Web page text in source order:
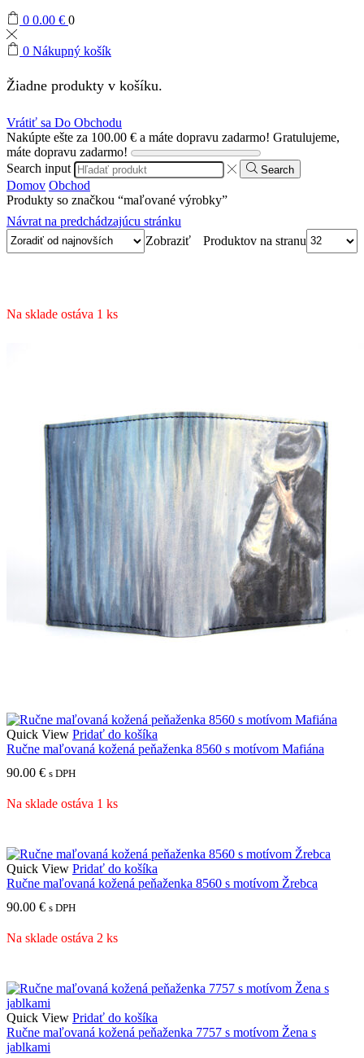
0 0.00 € 0
0 Nákupný košík
Žiadne produkty v košíku.
Vrátiť sa Do Obchodu
Nakúpte ešte za 100.00 € a máte dopravu zadarmo! Gratulujeme,
máte dopravu zadarmo!
Search input
Search
Domov Obchod
Produkty so značkou “maľované výrobky”
Návrat na predchádzajúcu stránku
Zobraziť
Produktov na stranu
Na sklade ostáva 1 ks
Quick View Pridať do košíka
Ručne maľovaná kožená peňaženka 8560 s motívom Mafiána
90.00 € s DPH
Na sklade ostáva 1 ks
Quick View Pridať do košíka
Ručne maľovaná kožená peňaženka 8560 s motívom Žrebca
90.00 € s DPH
Na sklade ostáva 2 ks
Quick View Pridať do košíka
Ručne maľovaná kožená peňaženka 7757 s motívom Žena s
jablkami